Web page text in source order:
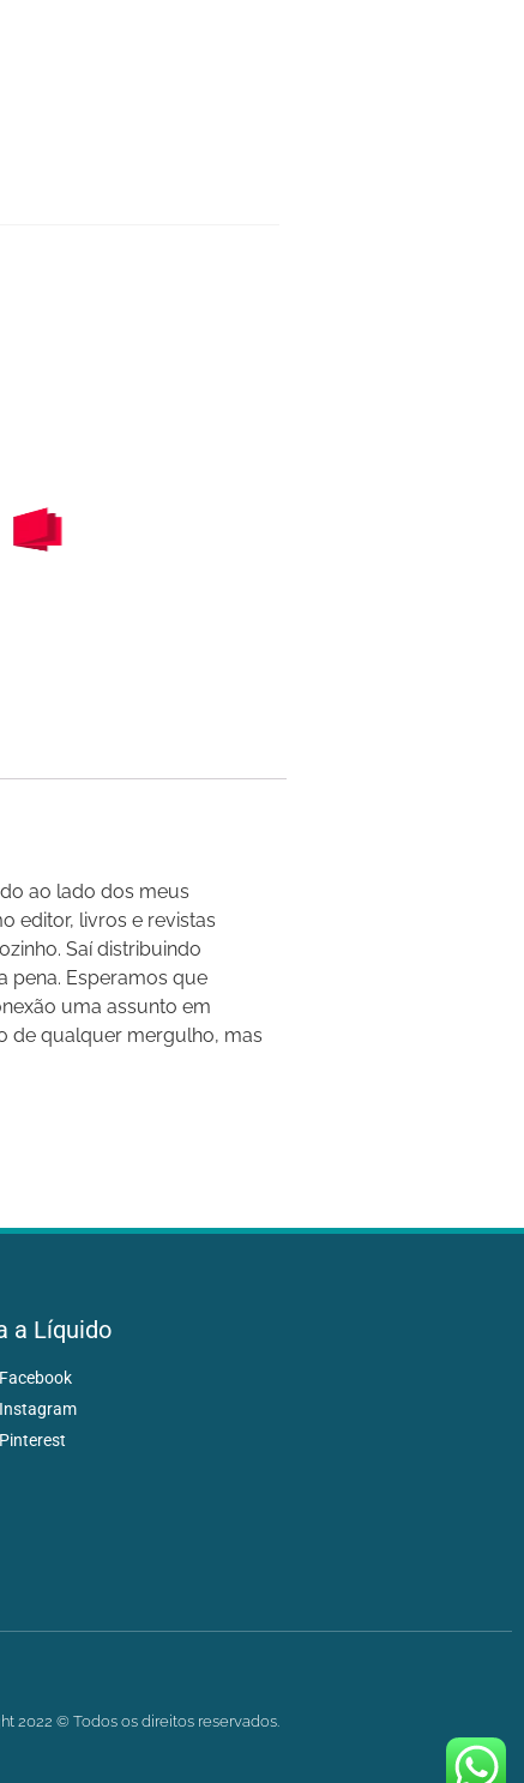
ao lado dos meus
editor, livros e revistas
Saí distribuindo
pena. Esperamos que
uma assunto em
de qualquer mergulho, mas
a Líquido
Facebook
Instagram
Pinterest
2022 © Todos os direitos reservados.